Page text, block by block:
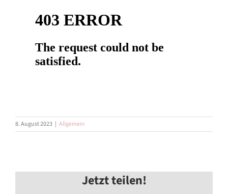
8. August 2023 | Allgemein
Jetzt teilen!